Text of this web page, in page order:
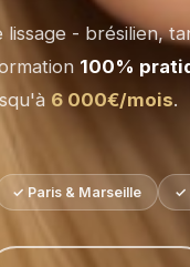
- brésilien,
100%
6 000€/mois.
✓ Paris & Marseille ✓